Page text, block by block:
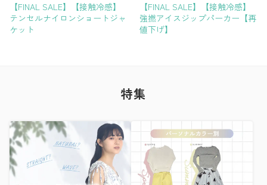
【FINAL SALE】【接触冷感】
テンセルナイロンショートジャ
ケット
【FINAL SALE】【接触冷感】
強撚アイスジップパーカー【再
値下げ】
特集